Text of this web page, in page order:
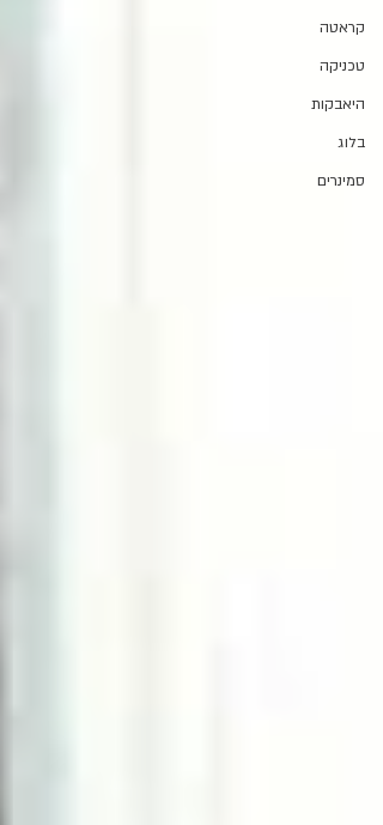
קראטה
טכניקה
היאבקות
בלוג
סמינרים